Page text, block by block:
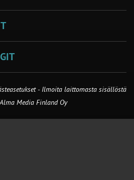
- Ilmoita laittomasta sisällöstä
Media Finland Oy